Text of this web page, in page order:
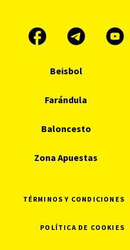
Beisbol
Farándula
Baloncesto
Zona Apuestas
TÉRMINOS Y CONDICIONES
POLÍTICA DE COOKIES